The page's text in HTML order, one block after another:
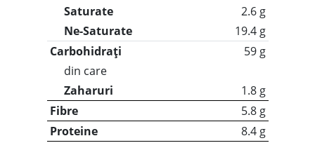
Saturate
2.6 g
Ne-Saturate
19.4 g
Carbohidrați
59 g
din care
Zaharuri
1.8 g
Fibre
5.8 g
Proteine
8.4 g